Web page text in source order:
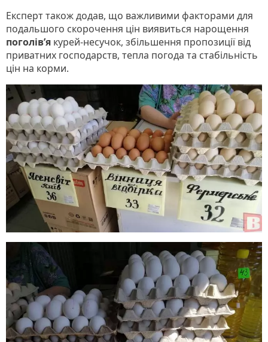
Експерт також додав, що важливими факторами для
подальшого скорочення цін виявиться нарощення
поголів’я курей-несучок, збільшення пропозиції від
приватних господарств, тепла погода та стабільність
цін на корми.